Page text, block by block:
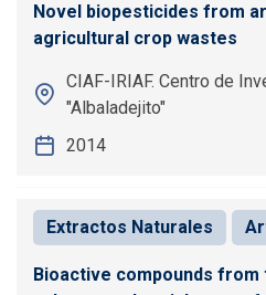
Novel biopesticides from
agricultural crop wastes
CIAF-IRIAF. Centro de
"Albaladejito"
2014
Extractos Naturales
Bioactive compounds